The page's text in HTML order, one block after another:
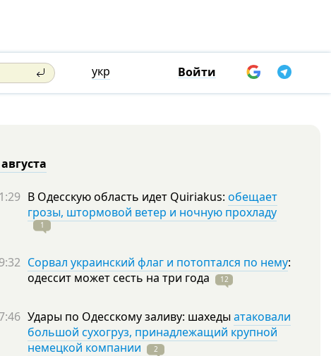
укр Войти
В Одесскую область идет Quiriakus: обещает
грозы, штормовой ветер и ночную прохладу
1
Сорвал украинский флаг и потоптался по нему:
одессит может сесть на три года 12
Удары по Одесскому заливу: шахеды атаковали
большой сухогруз, принадлежащий крупной
немецкой компании
2